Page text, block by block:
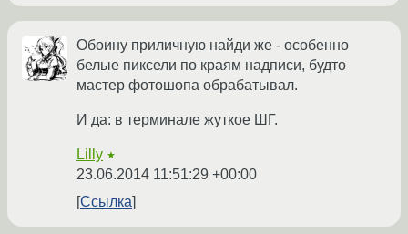
Обоину приличную найди же - особенно
белые пиксели по краям надписи, будто
мастер фотошопа обрабатывал.
И да: в терминале жуткое ШГ.
Lilly ★
23.06.2014 11:51:29 +00:00
Ссылка